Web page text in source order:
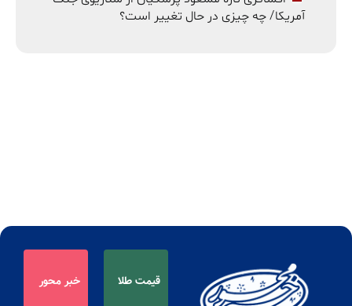
آمریکا/ چه چیزی در حال تغییر است؟
قیمت طلا خبر محور